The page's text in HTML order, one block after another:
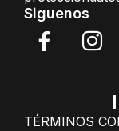
Siguenos
TÉRMINOS